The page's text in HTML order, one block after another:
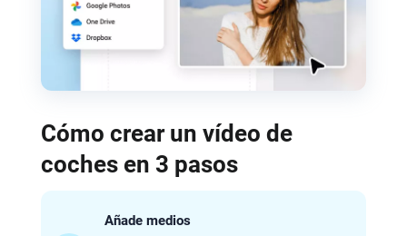
Cómo crear un vídeo de
coches en 3 pasos
Añade medios